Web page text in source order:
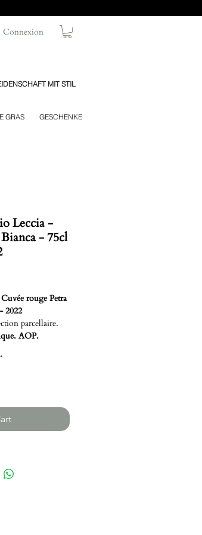
Connexion
MIT STIL
GRAS GESCHENKE
Leccia -
- 75cl
rouge Petra
2022
parcellaire.
AOP.
*